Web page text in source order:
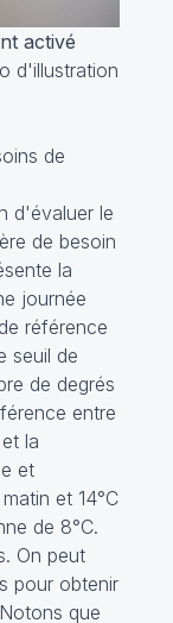
activé
d'illustration
de
d'évaluer le
de besoin
la
journée
référence
seuil de
de degrés
entre
la
et
et 14°C
de 8°C.
On peut
pour obtenir
que